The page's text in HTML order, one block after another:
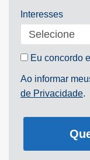
Interesses
Eu concordo
Ao informar
de Privacidade.